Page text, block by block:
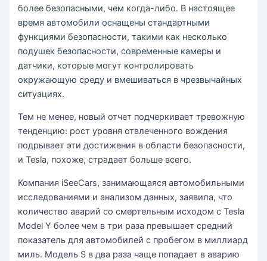
более безопасными, чем когда-либо. В настоящее
время автомобили оснащены стандартными
функциями безопасности, такими как несколько
подушек безопасности, современные камеры и
датчики, которые могут контролировать
окружающую среду и вмешиваться в чрезвычайных
ситуациях.
Тем не менее, новый отчет подчеркивает тревожную
тенденцию: рост уровня отвлеченного вождения
подрывает эти достижения в области безопасности,
и Tesla, похоже, страдает больше всего.
Компания iSeeCars, занимающаяся автомобильными
исследованиями и анализом данных, заявила, что
количество аварий со смертельным исходом с Tesla
Model Y более чем в три раза превышает средний
показатель для автомобилей с пробегом в миллиард
миль. Модель S в два раза чаще попадает в аварию